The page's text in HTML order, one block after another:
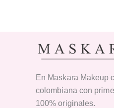
En Maskara Makeup
colombiana con
100% originales.